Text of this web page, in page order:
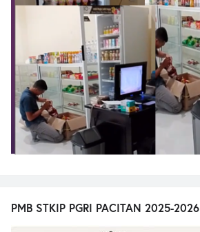
PMB STKIP PGRI PACITAN 2025-2026